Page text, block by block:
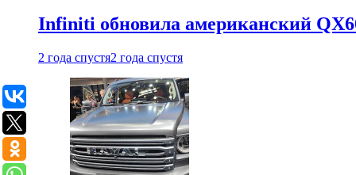
Infiniti обновила американский
2 года спустя2 года спустя